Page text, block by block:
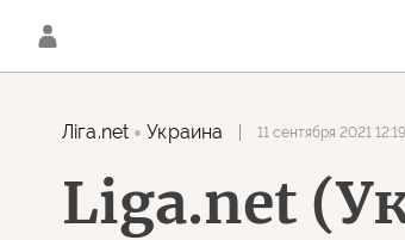
Лiга.net Украина 11 сентября 2021 12:19
Liga.net